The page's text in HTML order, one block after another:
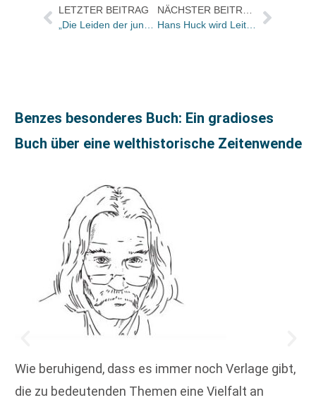
LETZTER BEITRAG
„Die Leiden der jungen W.“: Buchhandlung Sack mit tollem Video auf Facebook
NÄCHSTER BEITRAG
Hans Huck wird Leiter Sales bei Universal Edition in Wien
Benzes besonderes Buch: Ein gradioses
Buch über eine welthistorische Zeitenwende
Wie beruhigend, dass es immer noch Verlage gibt,
die zu bedeutenden Themen eine Vielfalt an